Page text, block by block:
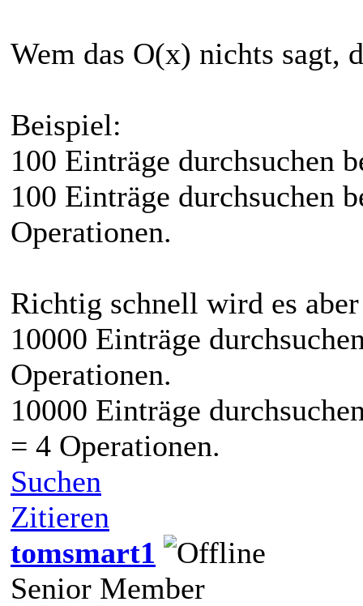
Wem das O(x) nichts sagt,
Beispiel:
100 Einträge durchsuchen
100 Einträge durchsuchen
Operationen.
Richtig schnell wird es
10000 Einträge
Operationen.
10000 Einträge
= 4 Operationen.
Suchen
Zitieren
tomsmart1
Senior Member